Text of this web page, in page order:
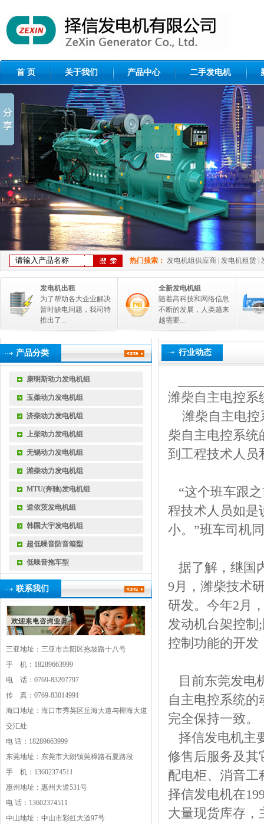
首 页 关于我们 产品中心 二手发电机
热门搜索： 发电机组供应商 发电机租赁
发电机出租
为了帮助各大企业解决
暂时缺电问题，我司特
推出了...
全新发电机组
随着高科技和网络信息
不断的发展，人类越来
越需要...
产品分类
康明斯动力发电机组
玉柴动力发电机组
济柴动力发电机组
上柴动力发电机组
无锡动力发电机组
潍柴动力发电机组
MTU(奔驰)发电机组
道依茨发电机组
韩国大宇发电机组
超低噪音防音箱型
低噪音拖车型
联系我们
三亚地址：三亚市吉阳区抱坡路十八号
手 机：18289663999
电 话：0769-83207797
传 真：0769-83014991
海口地址：海口市秀英区丘海大道与椰海大道
交汇处
电 话：18289663999
东莞地址：东莞市大朗镇莞樟路石夏路段
手 机：13602374511
惠州地址：惠州大道531号
电 话：13602374511
中山地址：中山市彩虹大道97号
行业动态
潍柴自主电控系
潍柴自主电控
柴自主电控系统
到工程技术人员
“这个班车跟
程技术人员如是
小。”班车司机
据了解，继国
9月，潍柴技术
研发。今年2月
发动机台架控制
控制功能的开发
目前东莞发电
自主电控系统
完全保持一致。
择信发电机主
修售后服务及其
配电柜、消音工
择信发电机在
大量现货库存，